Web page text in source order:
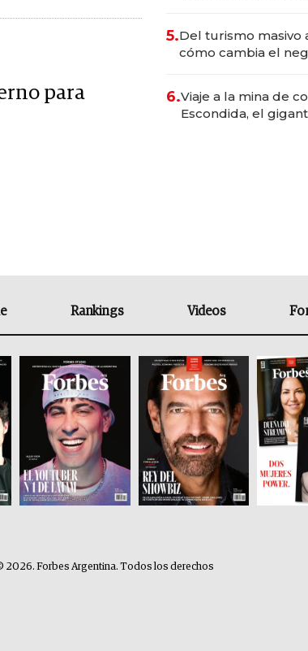
para
5.Del turismo masivo
cómo cambia el
6.Viaje a la mina de
Escondida, el
Rankings Videos
2026. Forbes Argentina. Todos los derechos